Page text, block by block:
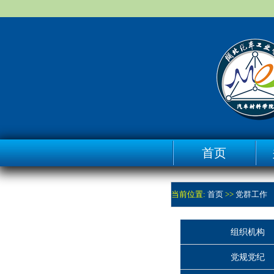
首页
当前位置: 首页 >> 党群工作
组织机构
党规党纪